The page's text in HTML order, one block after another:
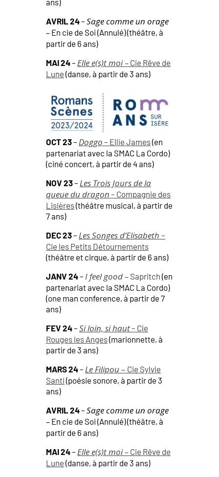
AVRIL 24– Sage comme un orage
– En cie de Soi (Annulé) (théâtre, à
partir de 6 ans)
MAI 24– Elle e(s)t moi – Cie Rêve de
Lune (danse, à partir de 3 ans)
OCT 23– Doggo – Ellie James(en
partenariat avec la SMAC La Cordo)
(ciné concert, à partir de 4 ans)
NOV 23– Les Trois Jours de la
queue du dragon – Compagnie des
Lisières(théâtre musical, à partir de
7 ans)
DEC 23– Les Songes d’Elisabeth –
Cie les Petits Détournements
(théâtre et cirque, à partir de 6 ans)
JANV 24– I feel good – Sapritch (en
partenariat avec la SMAC La Cordo)
(one man conference, à partir de 7
ans)
FEV 24– Si loin, si haut– Cie
Rouges les Anges(marionnette, à
partir de 3 ans)
MARS 24– Le Filipou – Cie Sylvie
Santi (poésie sonore, à partir de 3
ans)
AVRIL 24– Sage comme un orage
– En cie de Soi (Annulé) (théâtre, à
partir de 6 ans)
MAI 24– Elle e(s)t moi – Cie Rêve de
Lune (danse, à partir de 3 ans)